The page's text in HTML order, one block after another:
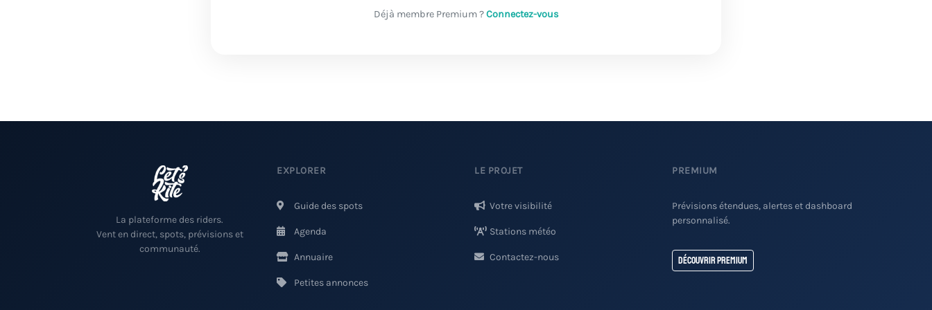
Déjà membre Premium ?Connectez-vous
La plateforme des riders.
Vent en direct, spots, prévisions et
communauté.
EXPLORER
Guide des spots
Agenda
Annuaire
Petites annonces
LE PROJET
Votre visibilité
Stations météo
Contactez-nous
PREMIUM
Prévisions étendues, alertes et dashboard
personnalisé.
Découvrir Premium